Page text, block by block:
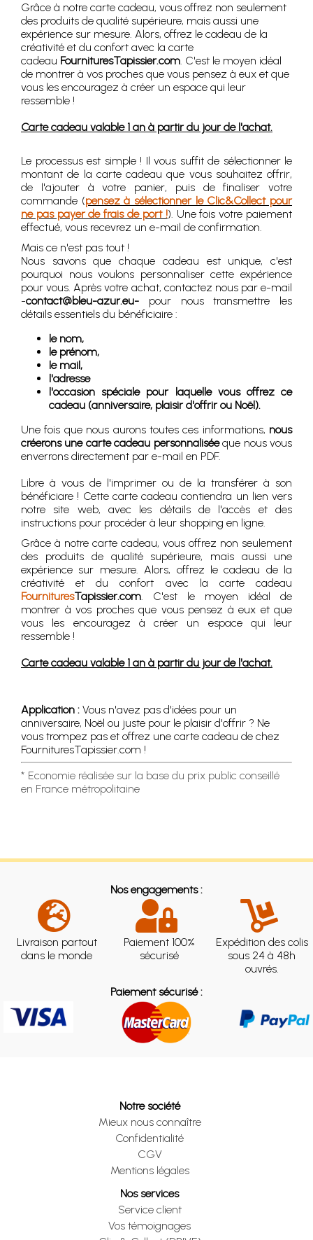
Grâce à notre carte cadeau, vous offrez non seulement
des produits de qualité supérieure, mais aussi une
expérience sur mesure. Alors, offrez le cadeau de la
créativité et du confort avec la carte
cadeau FournituresTapissier.com. C'est le moyen idéal
de montrer à vos proches que vous pensez à eux et que
vous les encouragez à créer un espace qui leur
ressemble !
Carte cadeau valable 1 an à partir du jour de l'achat.
Le processus est simple ! Il vous suffit de sélectionner le
montant de la carte cadeau que vous souhaitez offrir,
de l'ajouter à votre panier, puis de finaliser votre
commande (pensez à sélectionner le Clic&Collect pour
ne pas payer de frais de port !). Une fois votre paiement
effectué, vous recevrez un e-mail de confirmation.
Mais ce n'est pas tout !
Nous savons que chaque cadeau est unique, c'est
pourquoi nous voulons personnaliser cette expérience
pour vous. Après votre achat, contactez nous par e-mail
-contact@bleu-azur.eu- pour nous transmettre les
détails essentiels du bénéficiaire :
le nom,
le prénom,
le mail,
l'adresse
l'occasion spéciale pour laquelle vous offrez ce
cadeau (anniversaire, plaisir d'offrir ou Noël).
Une fois que nous aurons toutes ces informations, nous
créerons une carte cadeau personnaliséeque nous vous
enverrons directement par e-mail en PDF.
Libre à vous de l'imprimer ou de la transférer à son
bénéficiare ! Cette carte cadeau contiendra un lien vers
notre site web, avec les détails de l'accès et des
instructions pour procéder à leur shopping en ligne.
Grâce à notre carte cadeau, vous offrez non seulement
des produits de qualité supérieure, mais aussi une
expérience sur mesure. Alors, offrez le cadeau de la
créativité et du confort avec la carte cadeau
FournituresTapissier.com. C'est le moyen idéal de
montrer à vos proches que vous pensez à eux et que
vous les encouragez à créer un espace qui leur
ressemble !
Carte cadeau valable 1 an à partir du jour de l'achat.
Application : Vous n'avez pas d'idées pour un
anniversaire, Noël ou juste pour le plaisir d'offrir ? Ne
vous trompez pas et offrez une carte cadeau de chez
FournituresTapissier.com !
* Economie réalisée sur la base du prix public conseillé
en France métropolitaine
Nos engagements :
Livraison partout
dans le monde
Paiement 100%
sécurisé
Expédition des colis
sous 24 à 48h
ouvrés.
Paiement sécurisé :
Notre société
Mieux nous connaître
Confidentialité
CGV
Mentions légales
Nos services
Service client
Vos témoignages